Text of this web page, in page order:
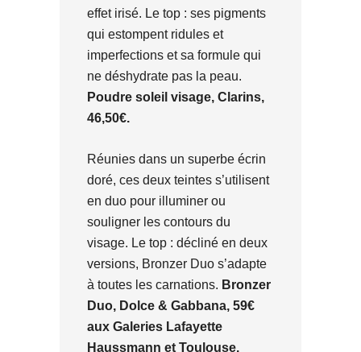
effet irisé. Le top : ses pigments
qui estompent ridules et
imperfections et sa formule qui
ne déshydrate pas la peau.
Poudre soleil visage, Clarins,
46,50€.
Réunies dans un superbe écrin
doré, ces deux teintes s’utilisent
en duo pour illuminer ou
souligner les contours du
visage. Le top : décliné en deux
versions, Bronzer Duo s’adapte
à toutes les carnations. Bronzer
Duo, Dolce & Gabbana, 59€
aux Galeries Lafayette
Haussmann et Toulouse.